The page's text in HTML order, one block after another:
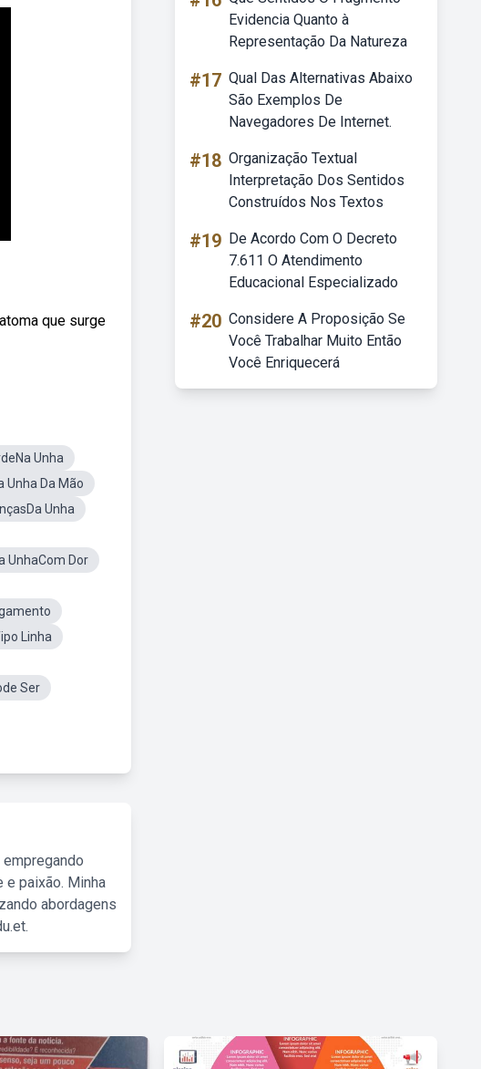
que surge
Unha
Unha Da Mão
Unha
UnhaCom Dor
Linha
Ser
paixão. Minha
abordagens
Evidencia Quanto à
Representação Da Natureza
#17 Qual Das Alternativas Abaixo
São Exemplos De
Navegadores De Internet.
#18 Organização Textual
Interpretação Dos Sentidos
Construídos Nos Textos
#19 De Acordo Com O Decreto
7.611 O Atendimento
Educacional Especializado
#20 Considere A Proposição Se
Você Trabalhar Muito Então
Você Enriquecerá